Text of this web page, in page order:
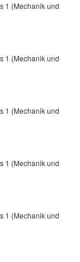
1 (Mechanik und
1 (Mechanik und
1 (Mechanik und
1 (Mechanik und
1 (Mechanik und